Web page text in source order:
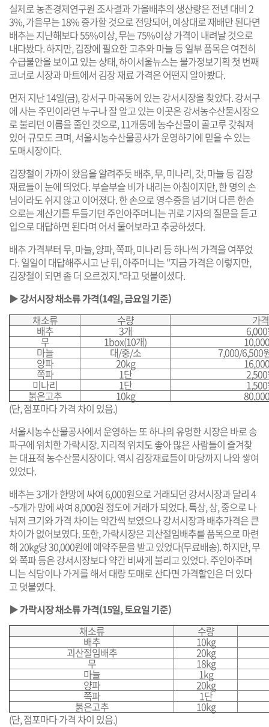
실제로 농촌경제연구원 조사결과 가을배추의 생산량은 전년 대비 2
3%, 가을무는 18% 증가할 것으로 전망되어, 예상대로 재배만 된다면
배추는 지난해보다 55%이상, 무는 75%이상 가격이 내려날 것으로
내다봤다. 하지만, 김장에 필요한 고추와 마늘 등 일부 품목은 여전히
수급불안을 보이고 있는 상태, 하이서울뉴스는 물가정보기획 첫 번째
코너로 시장과 마트에서 김장 재료 가격은 어떤지 알아봤다.
먼저 지난 14일(금), 강서구 마곡동에 있는 강서시장을 찾았다. 강서구
에 사는 주민이라면 누구나 잘 알고 있는 이곳은 강서농수산물시장으
로 불리던 이름을 줄인 것으로, 11개동에 농수산물이 골고루 갖춰져
있어 규모도 크며, 서울시농수산물공사가 운영하기에 믿을 수 있는
도매시장이다.
김장철이 가까이 왔음을 알려주듯 배추, 무, 미나리, 갓, 마늘 등 김장
재료들이 눈에 띄었다. 부슬부슬 비가 내리는 아침이지만, 한 명의 손
님이라도 쉬지 않고 이어졌다. 한 손으로 영수증을 넘기며 다른 한손
으로는 계산기를 두들기던 주인아주머니는 귀로 기자의 질문을 듣고
입으로 대답하면 된다며 어서 물어보라고 추궁하셨다.
배추 가격부터 무, 마늘, 양파, 쪽파, 미나리 등 하나씩 가격을 여쭈었
다. 일일이 대답해주시고 난 뒤, 아주머니는 "지금 가격은 이렇지만,
김장철이 되면 좀 더 오르겠지."라고 덧붙이셨다.
▶ 강서시장 채소류 가격(14일, 금요일 기준)
채소류
수량 가격
배추 3개
무 1box(10개)
마늘 대/중/소 7,000/6,500
양파 20kg
쪽파 1단
미나리 1단
붉은고추 10kg
(단, 점포마다 가격 차이 있음.)
서울시농수산물공사에서 운영하는 또 하나의 유명한 시장은 바로 송
파구에 위치한 가락시장. 지리적 위치도 좋아 많은 사람들이 즐겨찾
는 대표적 농수산물시장이다. 역시 김장재료들이 마당까지 나와 쌓여
있었다.
배추는 3개가 한망에 싸여 6,000원으로 거래되던 강서시장과 달리 4
~5개가 망에 싸여 8,000원 정도에 거래가 되었다. 특상, 상, 중으로 나
눠져 크기와 가격 차이는 약간씩 보였으나 강서시장과 배추가격은 큰
차이가 없어보였다. 또한, 가락시장은 괴산절임배추를 품목으로 마련
해 20kg당 30,000원에 예약주문을 받고 있었다(무료배송). 하지만, 무
와 쪽파 등은 강서시장보다 약간 비싸게 불리고 있었다. 주인아주머
니는 식당이나 가게를 해서 대량 도매로 산다면 가격할인은 더 있다
고 덧붙였다.
▶ 가락시장 채소류 가격(15일, 토요일 기준)
채소류
수량
배추 10kg
괴산절임배추 20kg
무 18kg
마늘 1kg
양파 20kg
쪽파 1단
붉은고추
10kg
(단, 점포마다 가격 차이 있음.)